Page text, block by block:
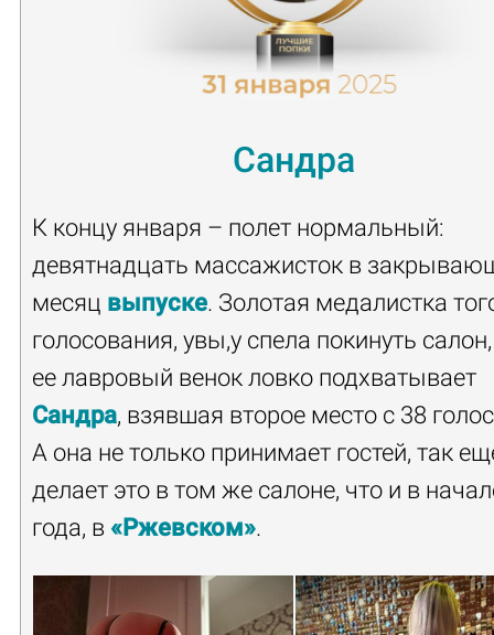
Сандра
К концу января – полет нормальный:
девятнадцать массажисток в
месяц выпуске. Золотая медалистка
голосования, увы,у спела покинуть
ее лавровый венок ловко подхватывает
Сандра, взявшая второе место с 38
А она не только принимает гостей, так
делает это в том же салоне, что и в
года, в «Ржевском».